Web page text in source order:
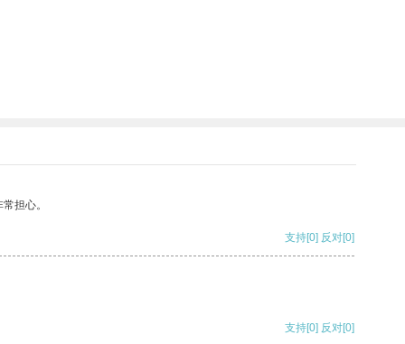
担心。
支持[0] 反对[0]
支持[0] 反对[0]